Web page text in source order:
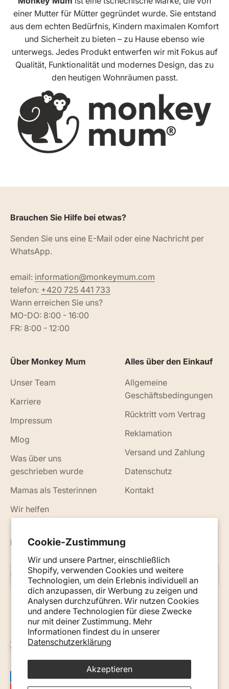
Cookie-Zustimmung
Wir und unsere Partner, einschließlich
Shopify, verwenden Cookies und weitere
Technologien, um dein Erlebnis individuell an
dich anzupassen, dir Werbung zu zeigen und
Analysen durchzuführen. Wir nutzen Cookies
und andere Technologien für diese Zwecke
nur mit deiner Zustimmung. Mehr
Informationen findest du in unserer
Datenschutzerklärung
Akzeptieren
einer Mutter für Mütter gegründet wurde. Sie entstand
aus dem echten Bedürfnis, Kindern maximalen Komfort
und Sicherheit zu bieten – zu Hause ebenso wie
unterwegs. Jedes Produkt entwerfen wir mit Fokus auf
Qualität, Funktionalität und modernes Design, das zu
den heutigen Wohnräumen passt.
Brauchen Sie Hilfe bei etwas?
Senden Sie uns eine E-Mail oder eine Nachricht per
WhatsApp.
email: information@monkeymum.com
telefon: +420 725 441 733
Wann erreichen Sie uns?
MO-DO: 8:00 - 16:00
FR: 8:00 - 12:00
Über Monkey Mum
Unser Team
Karriere
Impressum
Mlog
Was über uns
geschrieben wurde
Mamas als Testerinnen
Wir helfen
Alles über den Einkauf
Allgemeine
Geschäftsbedingungen
Rücktritt vom Vertrag
Reklamation
Versand und Zahlung
Datenschutz
Kontakt
Neuigkeiten, Ratschläge und Tipps per E-Mail
E-Mail
Abonnieren
Österreich (EUR €)